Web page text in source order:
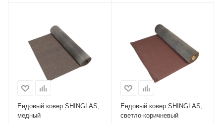
Ендовый ковер SHINGLAS,
медный
Ендовый ковер SHINGLAS,
светло-коричневый